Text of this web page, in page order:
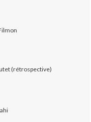
(rétrospective)